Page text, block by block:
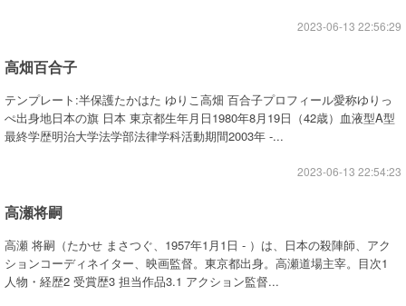
2023-06-13 22:56:29
高畑百合子
テンプレート:半保護たかはた ゆりこ高畑 百合子プロフィール愛称ゆりっ
ぺ出身地日本の旗 日本 東京都生年月日1980年8月19日（42歳）血液型A型
最終学歴明治大学法学部法律学科活動期間2003年 -...
2023-06-13 22:54:23
高瀬将嗣
高瀬 将嗣（たかせ まさつぐ、1957年1月1日 - ）は、日本の殺陣師、アク
ションコーディネイター、映画監督。東京都出身。高瀬道場主宰。目次1
人物・経歴2 受賞歴3 担当作品3.1 アクション監督...